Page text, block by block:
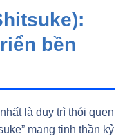
bền
là duy trì thói quen
mang tinh thần kỷ